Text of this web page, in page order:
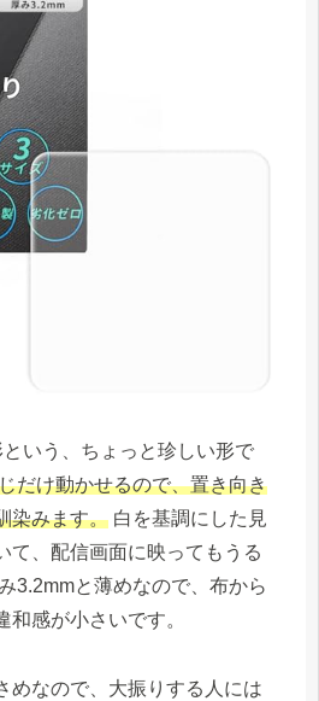
いう、ちょっと珍しい形で
だけ動かせるので、置き向き
染みます。 白を基調にした見
て、配信画面に映ってもうる
3.2mmと薄めなので、布から
和感が小さいです。
めなので、大振りする人には